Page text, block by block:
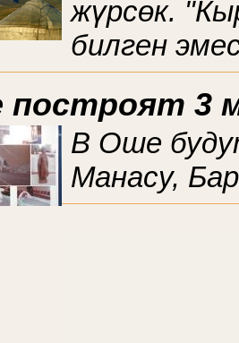
жүрсөк.
билген
3
В Оше
Манасу,